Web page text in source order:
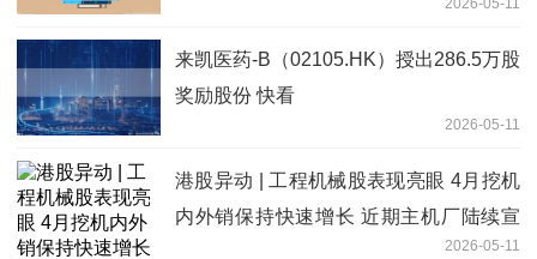
2026-05-11
来凯医药-B（02105.HK）授出286.5万股
奖励股份 快看
2026-05-11
港股异动 | 工程机械股表现亮眼 4月挖机
内外销保持快速增长 近期主机厂陆续宣
2026-05-11